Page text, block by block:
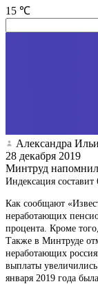
15 ℃
Александра
28 декабря 2019
Минтруд напомнил
Индексация составит
Как сообщают
неработающих
процента. Кроме
Также в Минтруде
неработающих
выплаты
января 2019 года